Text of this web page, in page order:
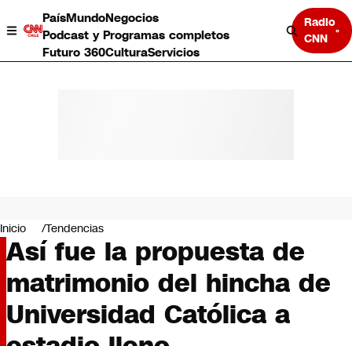
PaísMundoNegocios
Podcast y Programas completos
Futuro 360CulturaServicios
Radio
CNN
Negocios
Deportes
Programas completos
Cultura
Servicios
Bits
Inicio Tendencias
Así fue la propuesta de
matrimonio del hincha de
Universidad Católica a